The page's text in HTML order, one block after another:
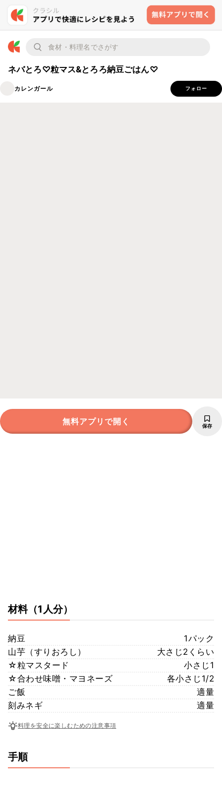
ネバとろ♡粒マス&とろろ納豆ごはん♡
カレンガール フォロー
無料アプリで開く 保存
材料（1人分）
納豆
1パック
山芋（すりおろし）
大さじ2くらい
☆粒マスタード
小さじ1
☆合わせ味噌・マヨネーズ
各小さじ1/2
ご飯
適量
刻みネギ
適量
料理を安全に楽しむための注意事項
手順